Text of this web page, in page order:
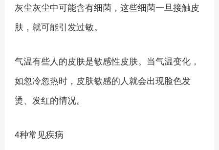
灰尘灰尘中可能含有细菌，这些细菌一旦接触皮
肤，就可能引发过敏。
气温有些人的皮肤是敏感性皮肤。当气温变化，
如忽冷忽热时，皮肤敏感的人就会出现脸色发
烫、发红的情况。
4种常见疾病